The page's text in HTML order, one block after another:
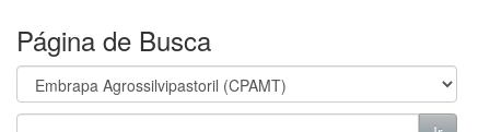
Página de Busca